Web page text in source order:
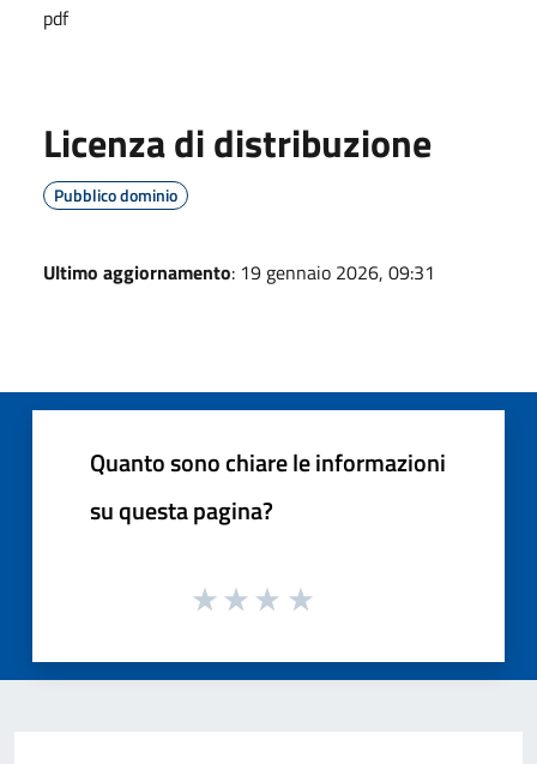
pdf
Licenza di distribuzione
Pubblico dominio
Ultimo aggiornamento: 19 gennaio 2026, 09:31
Quanto sono chiare le informazioni
su questa pagina?